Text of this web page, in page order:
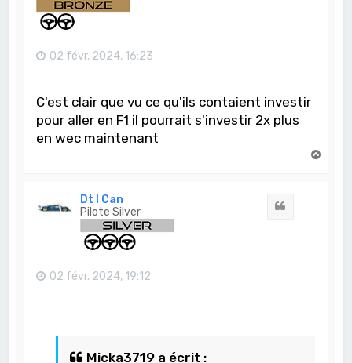
02 févr. 2024, 16:23
C'est clair que vu ce qu'ils contaient investir
pour aller en F1 il pourrait s'investir 2x plus
en wec maintenant
Dt I Can
Pilote Silver
02 févr. 2024, 19:12
Micka3719 a écrit :